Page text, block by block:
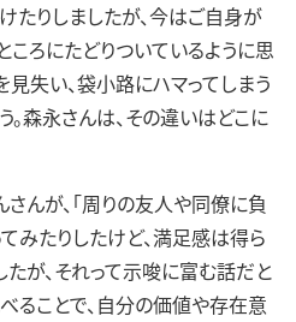
たりしましたが、今はご自身が
ろにたどりついているように思
見失い、袋小路にハマってしまう
。森永さんは、その違いはどこに
さんが、「周りの友人や同僚に負
みたりしたけど、満足感は得ら
たが、それって示唆に富む話だと
べることで、自分の価値や存在意